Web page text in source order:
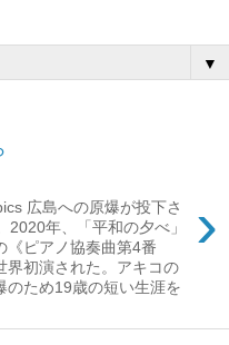
▼
›
広島への原爆が投下さ
年、「平和の夕べ」
《ピアノ協奏曲第4番
界初演された。アキコの
のため19歳の短い生涯を